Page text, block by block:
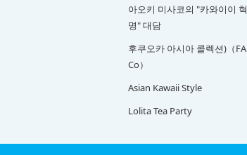
아오키 미사코의 "카와이이 혁
명" 대담
후쿠오카 아시아 콜렉션)（FA
Co）
Asian Kawaii Style
Lolita Tea Party